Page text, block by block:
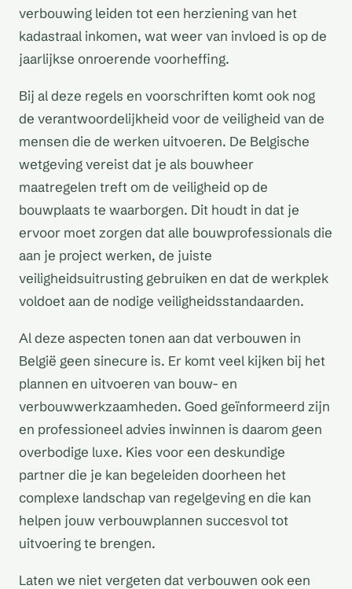
verbouwing leiden tot een herziening van het
kadastraal inkomen, wat weer van invloed is op de
jaarlijkse onroerende voorheffing.
Bij al deze regels en voorschriften komt ook nog
de verantwoordelijkheid voor de veiligheid van de
mensen die de werken uitvoeren. De Belgische
wetgeving vereist dat je als bouwheer
maatregelen treft om de veiligheid op de
bouwplaats te waarborgen. Dit houdt in dat je
ervoor moet zorgen dat alle bouwprofessionals die
aan je project werken, de juiste
veiligheidsuitrusting gebruiken en dat de werkplek
voldoet aan de nodige veiligheidsstandaarden.
Al deze aspecten tonen aan dat verbouwen in
België geen sinecure is. Er komt veel kijken bij het
plannen en uitvoeren van bouw- en
verbouwwerkzaamheden. Goed geïnformeerd zijn
en professioneel advies inwinnen is daarom geen
overbodige luxe. Kies voor een deskundige
partner die je kan begeleiden doorheen het
complexe landschap van regelgeving en die kan
helpen jouw verbouwplannen succesvol tot
uitvoering te brengen.
Laten we niet vergeten dat verbouwen ook een